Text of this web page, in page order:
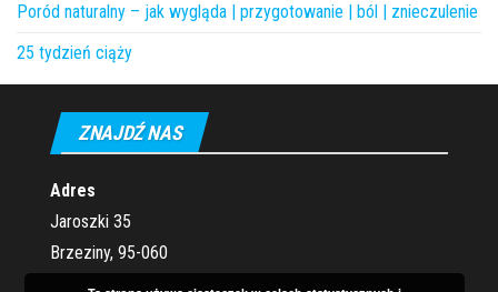
Poród naturalny – jak wygląda | przygotowanie | ból | znieczulenie
25 tydzień ciąży
ZNAJDŹ NAS
Adres
Jaroszki 35
Brzeziny, 95-060